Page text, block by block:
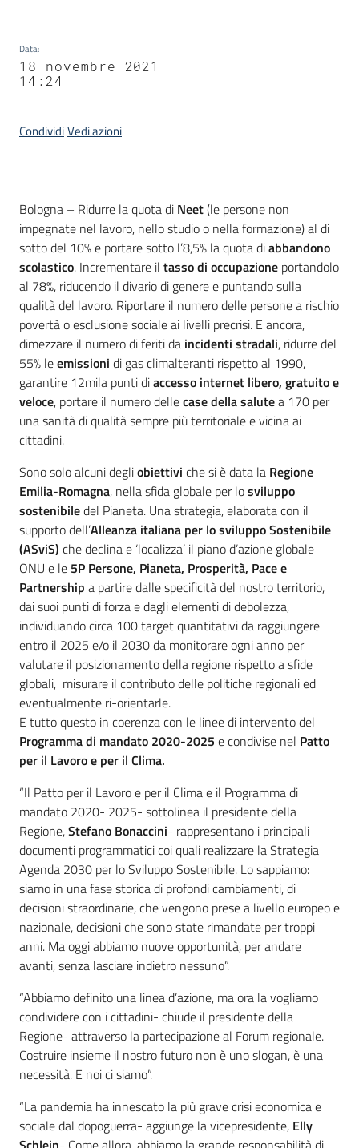
Data:
18 novembre 2021
14:24
CondividiVedi azioni
Contenuto
Bologna – Ridurre la quota di Neet(le persone non
impegnate nel lavoro, nello studio o nella formazione) al di
sotto del 10% e portare sotto l’8,5% la quota diabbandono
scolastico. Incrementare il tasso di occupazione portandolo
al 78%, riducendo il divario di genere e puntando sulla
qualità del lavoro. Riportare il numero delle persone a rischio
povertà o esclusione sociale ai livelli precrisi. E ancora,
dimezzare il numero di feriti da incidenti stradali, ridurre del
55% leemissioni di gas climalteranti rispetto al 1990,
garantire 12mila punti diaccesso internet libero, gratuito e
veloce, portare il numero dellecase della salutea 170 per
una sanità di qualità sempre più territoriale e vicina ai
cittadini.
Sono solo alcuni degliobiettivi che si è data la Regione
Emilia-Romagna, nella sfida globale per losviluppo
sostenibiledel Pianeta. Una strategia, elaborata con il
supporto dell’Alleanza italiana per lo sviluppo Sostenibile
(ASviS) che declina e ‘localizza’ il piano d’azione globale
ONU e le 5P Persone, Pianeta, Prosperità, Pace e
Partnership a partire dalle specificità del nostro territorio,
dai suoi punti di forza e dagli elementi di debolezza,
individuando circa 100 target quantitativi da raggiungere
entro il 2025 e/o il 2030 da monitorare ogni anno per
valutare il posizionamento della regione rispetto a sfide
globali, misurare il contributo delle politiche regionali ed
eventualmente ri-orientarle.
E tutto questo in coerenza con le linee di intervento del
Programma di mandato 2020-2025 e condivise nel Patto
per il Lavoro e per il Clima.
“Il Patto per il Lavoro e per il Clima e il Programma di
mandato 2020- 2025- sottolinea il presidente della
Regione,Stefano Bonaccini- rappresentano i principali
documenti programmatici coi quali realizzare la Strategia
Agenda 2030 per lo Sviluppo Sostenibile. Lo sappiamo:
siamo in una fase storica di profondi cambiamenti, di
decisioni straordinarie, che vengono prese a livello europeo e
nazionale, decisioni che sono state rimandate per troppi
anni. Ma oggi abbiamo nuove opportunità, per andare
avanti, senza lasciare indietro nessuno”.
“Abbiamo definito una linea d’azione, ma ora la vogliamo
condividere con i cittadini- chiude il presidente della
Regione- attraverso la partecipazione al Forum regionale.
Costruire insieme il nostro futuro non è uno slogan, è una
necessità. E noi ci siamo”.
“La pandemia ha innescato la più grave crisi economica e
sociale dal dopoguerra- aggiunge la vicepresidente, Elly